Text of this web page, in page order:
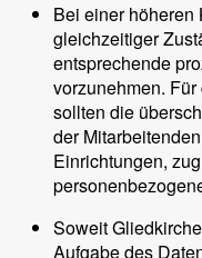
Bei einer
gleichzeitiger
entsprechende
vorzunehmen.
sollten die
der
Einrichtungen,
Soweit
Aufgabe des